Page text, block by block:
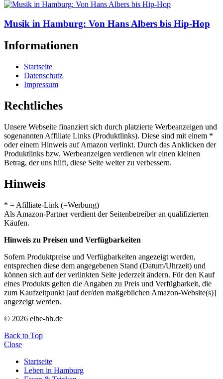
Musik in Hamburg: Von Hans Albers bis Hip-Hop
Informationen
Startseite
Datenschutz
Impressum
Rechtliches
Unsere Webseite finanziert sich durch platzierte Werbeanzeigen und
sogenannten Affiliate Links (Produktlinks). Diese sind mit einem *
oder einem Hinweis auf Amazon verlinkt. Durch das Anklicken der
Produktlinks bzw. Werbeanzeigen verdienen wir einen kleinen
Betrag, der uns hilft, diese Seite weiter zu verbessern.
Hinweis
* = Afilliate-Link (=Werbung)
Als Amazon-Partner verdient der Seitenbetreiber an qualifizierten
Käufen.
Hinweis zu Preisen und Verfügbarkeiten
Sofern Produktpreise und Verfügbarkeiten angezeigt werden,
entsprechen diese dem angegebenen Stand (Datum/Uhrzeit) und
können sich auf der verlinkten Seite jederzeit ändern. Für den Kauf
eines Produkts gelten die Angaben zu Preis und Verfügbarkeit, die
zum Kaufzeitpunkt [auf der/den maßgeblichen Amazon-Website(s)]
angezeigt werden.
© 2026 elbe-hh.de
Back to Top
Close
Startseite
Leben in Hamburg